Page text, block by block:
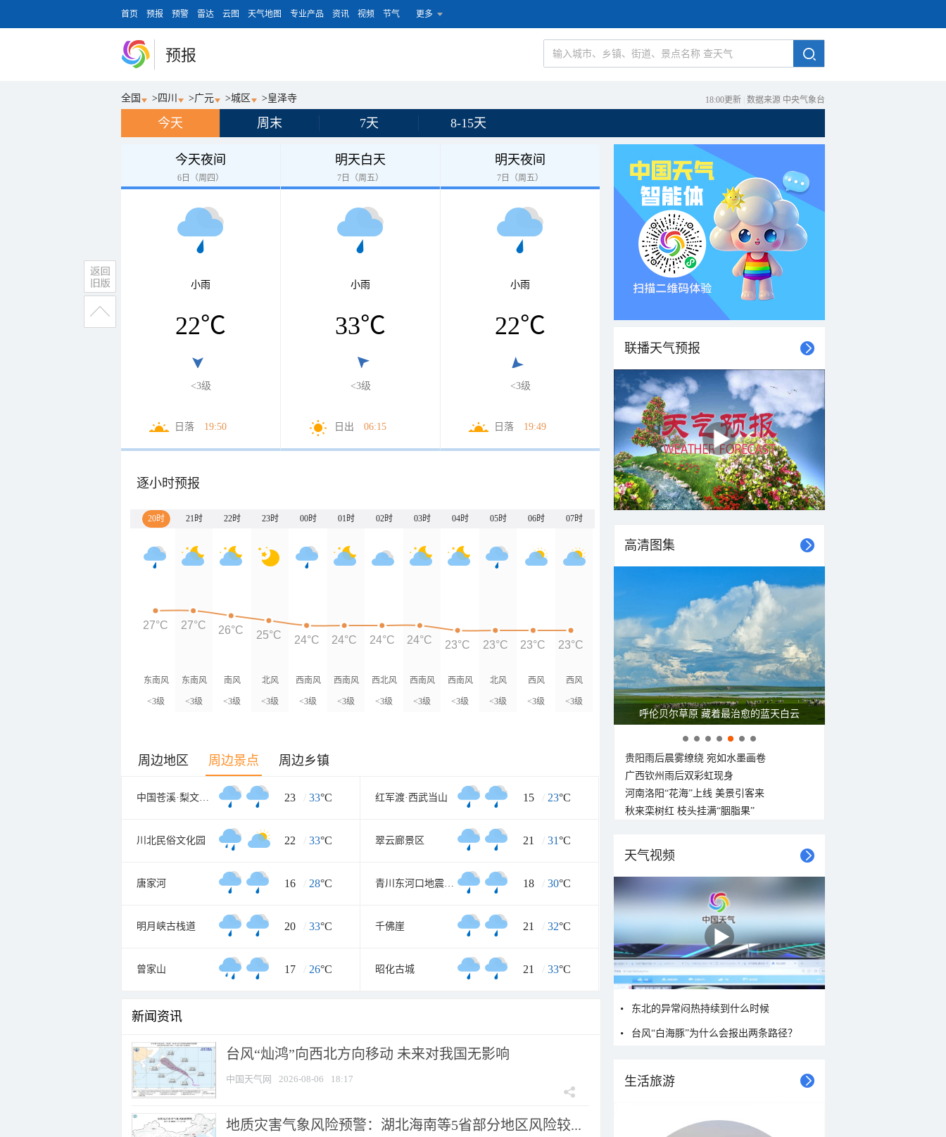
首页 预报 预警 雷达 云图 天气地图 专业产品 资讯 视频 节气 更多
预报
全国 > 四川 >广元 >城区 >皇泽寺 18:00更新 数据来源 中央气象台
今天 周末 7天 8-15天
今天夜间
6日（周四）
小雨
22℃
<3级
日落 19:50
明天白天
7日（周五）
小雨
33℃
<3级
日出 06:15
明天夜间
7日（周五）
小雨
22℃
<3级
日落 19:49
逐小时预报
20时 21时 22时 23时 00时 01时 02时 03时 04时 05时 06时 07时
东南风
<3级
东南风
<3级
南风
<3级
北风
<3级
西南风
<3级
西南风
<3级
西北风
<3级
西南风
<3级
西南风
<3级
北风
<3级
西风
<3级
西风
<3级
27°C 27°C 26°C 25°C 24°C 24°C 24°C 24°C 23°C 23°C 23°C 23°C
周边地区 周边景点 周边乡镇
中国苍溪·梨文化博览园 23 / 33°C 红军渡·西武当山 15 / 23°C
川北民俗文化园 22 / 33°C 翠云廊景区 21 / 31°C
唐家河 16 / 28°C 青川东河口地震遗址公园 18 / 30°C
明月峡古栈道 20 / 33°C 千佛崖 21 / 32°C
曾家山 17 / 26°C 昭化古城 21 / 33°C
新闻资讯
台风“灿鸿”向西北方向移动 未来对我国无影响
中国天气网 2026-08-06 18:17
地质灾害气象风险预警：湖北海南等5省部分地区风险较...
联播天气预报
高清图集
呼伦贝尔草原 藏着最治愈的蓝天白云
贵阳雨后晨雾缭绕 宛如水墨画卷
广西钦州雨后双彩虹现身
河南洛阳“花海”上线 美景引客来
秋来栾树红 枝头挂满“胭脂果”
天气视频
东北的异常闷热持续到什么时候
台风“白海豚”为什么会报出两条路径？
生活旅游